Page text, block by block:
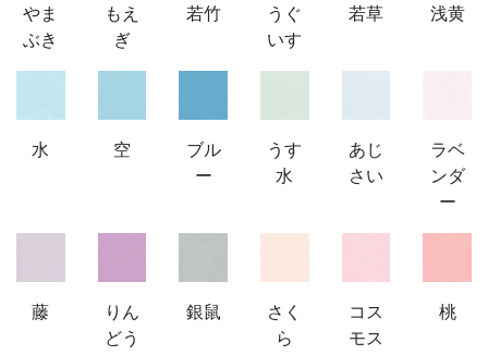
やま
ぶき
もえ
ぎ
若竹
うぐ
いす
若草 浅黄
水 空
ブル
ー
うす
水
あじ
さい
ラベ
ンダ
ー
藤
りん
どう
銀鼠
さく
ら
コス
モス
桃